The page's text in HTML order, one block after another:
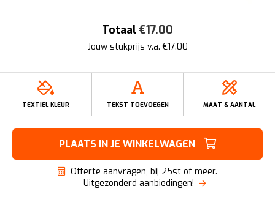
Totaal €17.00
Jouw stukprijs v.a. €17.00
TEXTIEL KLEUR TEKST TOEVOEGEN MAAT & AANTAL
PLAATS IN JE WINKELWAGEN
Offerte aanvragen, bij 25st of meer.
Uitgezonderd aanbiedingen!